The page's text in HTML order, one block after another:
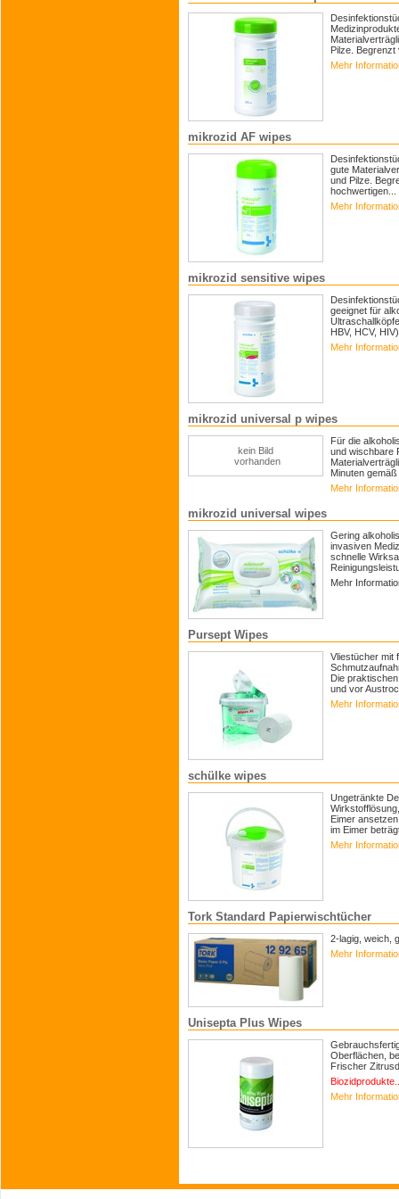
Pilze. Begrenzt
Mehr
mikrozid AF wipes
gute
und Pilze.
hochwertigen...
Mehr
mikrozid sensitive wipes
geeignet für
HBV, HCV,
Mehr
mikrozid universal p wipes
kein Bild
vorhanden
Für die
und wischbare
Minuten
Mehr
mikrozid universal wipes
Gering
invasiven
schnelle
Mehr
Pursept Wipes
Vliestücher mit
Die
und vor
Mehr
schülke wipes
Ungetränkte
Eimer
im Eimer
Mehr
Tork Standard Papierwischtücher
2-lagig, weich,
Mehr
Unisepta Plus Wipes
Oberflächen,
Frischer
Mehr